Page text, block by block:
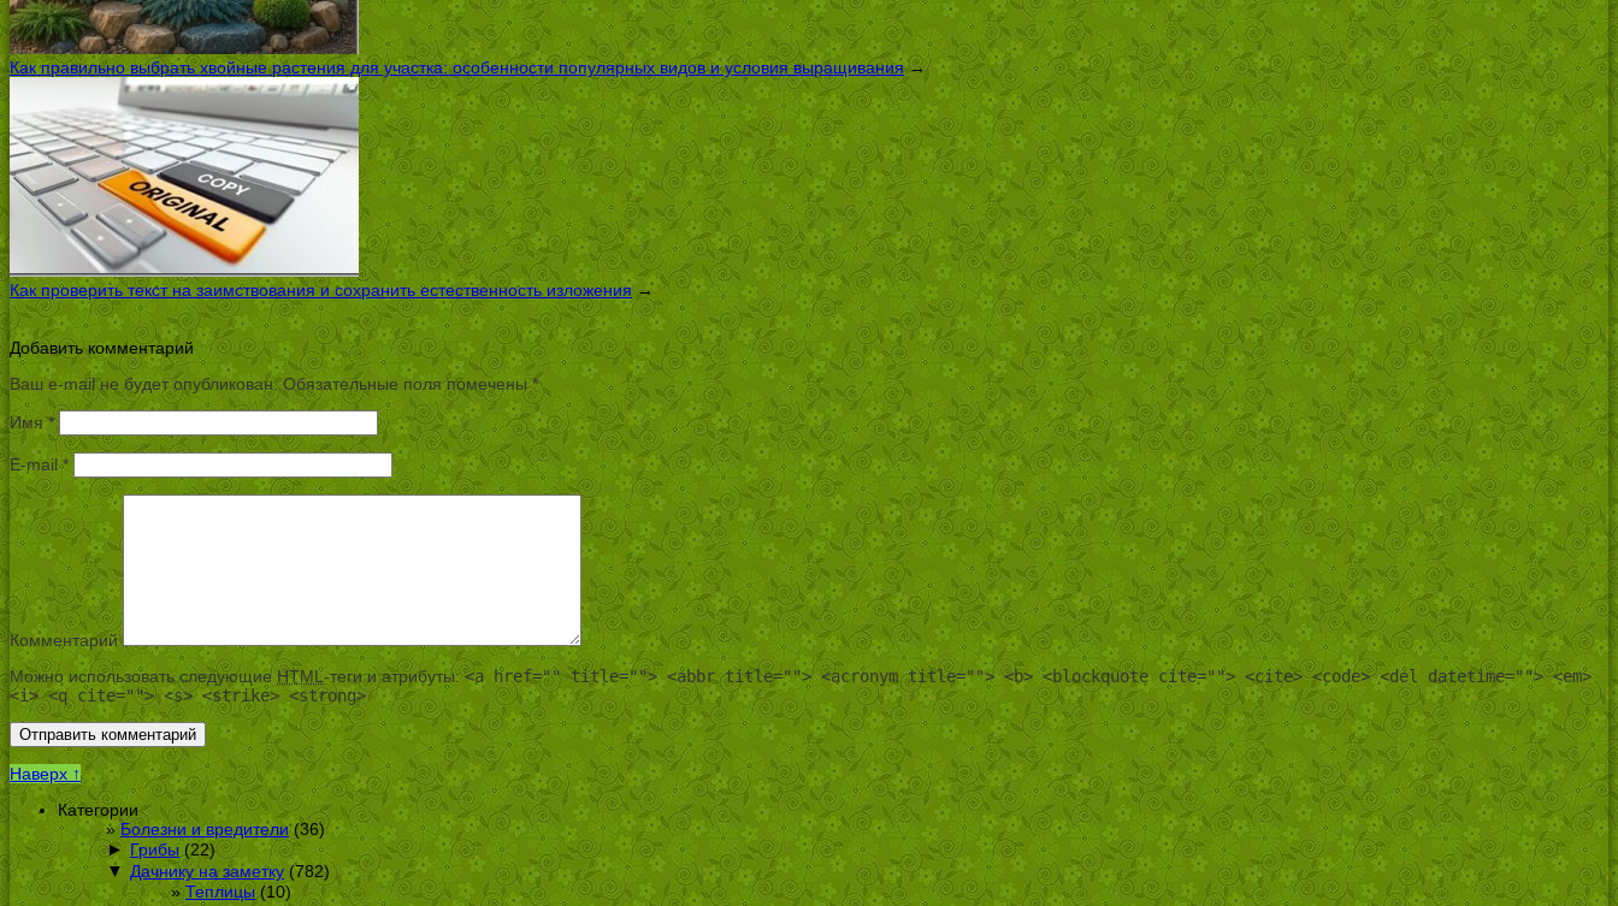
Как правильно выбрать хвойные растения для участка: особенности популярных видов и условия выращивания→
Как проверить текст на заимствования и сохранить естественность изложения→
Добавить комментарий
Ваш e-mail не будет опубликован.Обязательные поля помечены*
Имя*
E-mail*
Комментарий
Можно использовать следующие HTML-теги и атрибуты:<a href="" title=""> <abbr title=""> <acronym title=""> <b> <blockquote cite=""> <cite> <code> <del datetime=""> <em>
<i> <q cite=""> <s> <strike> <strong>
Наверх ↑
Категории
Болезни и вредители(36)
► Грибы(22)
▼ Дачнику на заметку (782)
Теплицы(10)